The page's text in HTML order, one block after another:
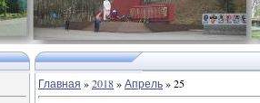
Главная »2018»Апрель»25